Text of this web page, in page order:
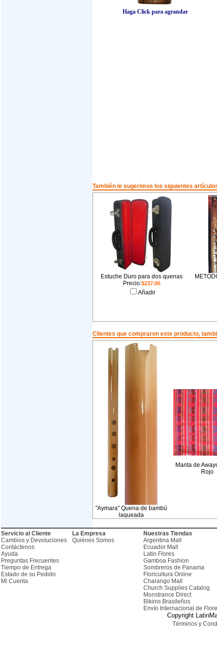
Haga Click para agrandar
También le sugerimos los siguientes
Estuche Duro para dos quenas
Precio:$237.00
Añadir
Clientes que compraron este producto,
''Aymara'' Quena de bambú
laqueada
Manta de
Rojo
Servicio al Cliente
Cambios y Devoluciones
Contáctenos
Ayuda
Preguntas Frecuentes
Tiempo de Entrega
Estado de su Pedido
Mi Cuenta
La Empresa
Quiénes Somos
Nuestras Tiendas
Argentina Mall
Ecuador Mall
Latin Flores
Gamboa Fashion
Sombreros de Panama
Floricultura Online
Charango Mall
Church Supplies Catalog
Monstrance Direct
Bikinis Brasileños
Envío Internacional de
Copyright
Términos y